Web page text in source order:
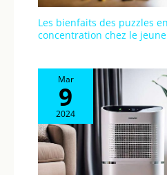
Les bienfaits des puzzles
concentration chez le
Mar
9
2024